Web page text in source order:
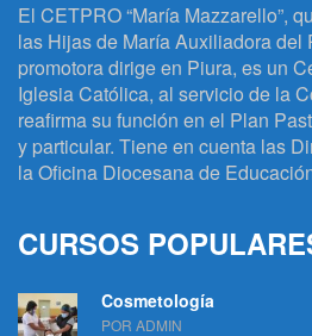
El CETPRO “María Mazzarello”,
las Hijas de María Auxiliadora del
promotora dirige en Piura, es un
Iglesia Católica, al servicio de la
reafirma su función en el Plan
y particular. Tiene en cuenta las
la Oficina Diocesana de
CURSOS
Cosmetología
POR ADMIN